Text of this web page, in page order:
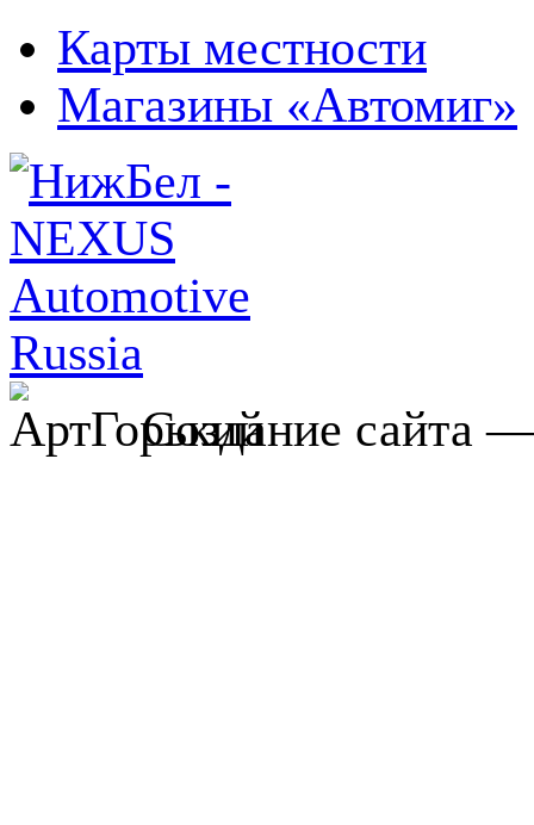
Карты местности
Магазины «Автомиг»
Создание сайта